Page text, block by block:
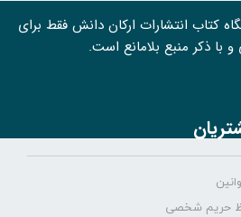
کتاب انتشارات ارکان دانش فقط برای
با ذکر منبع بلامانع است.
حریم شخصی